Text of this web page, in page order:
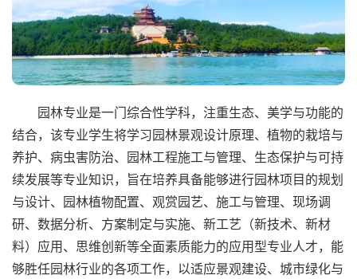
园林专业是一门综合性学科，注重生态、美学与功能的
结合，该专业学生将学习园林景观设计原理、植物的栽培与
养护、病虫害防治、园林工程施工与管理、生态保护与可持
续发展等专业知识，旨在培养具备能够进行园林项目的规划
与设计、园林植物配置、观赏园艺、施工与管理、现场调
研、数据分析、方案制定与实施、新工艺（新技术、新材
料）应用、思维创新等全面素质能力的应用型专业人才，能
够胜任园林行业的各项工作，以适应景观建设、城市绿化与